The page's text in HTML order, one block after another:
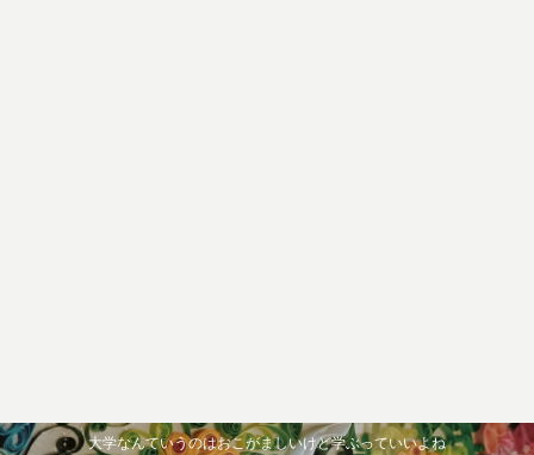
大学なんていうのはおこがましいけど学ぶっていいよね